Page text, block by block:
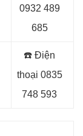
0932 489
685
☎️ Điện
thoại 0835
748 593